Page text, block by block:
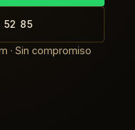
85
· Sin compromiso